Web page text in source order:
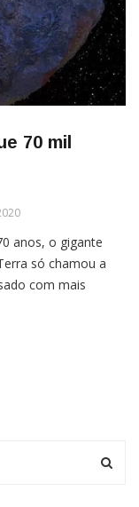
70 mil
anos, o gigante
só chamou a
com mais
chegaram a uma
o número […]